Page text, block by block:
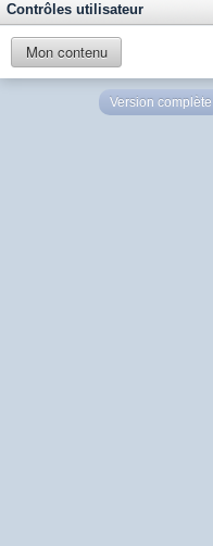
Contrôles utilisateur
Mon contenu
Version complète